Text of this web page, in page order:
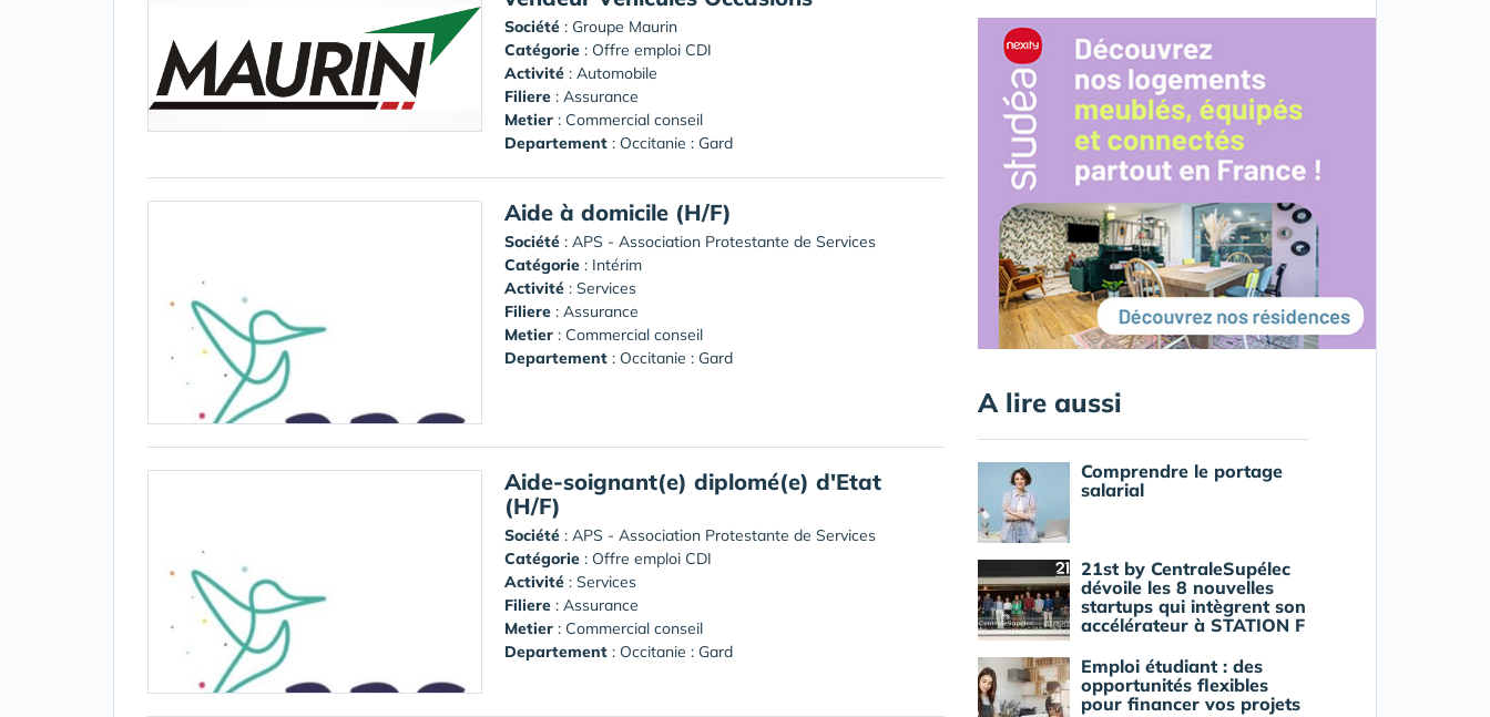
Société : Groupe Maurin
Catégorie : Offre emploi CDI
Activité : Automobile
Filiere : Assurance
Metier : Commercial conseil
Departement : Occitanie : Gard
Aide à domicile (H/F)
Société : APS - Association Protestante de Services
Catégorie : Intérim
Activité : Services
Filiere : Assurance
Metier : Commercial conseil
Departement : Occitanie : Gard
Aide-soignant(e) diplomé(e) d'Etat
(H/F)
Société : APS - Association Protestante de Services
Catégorie : Offre emploi CDI
Activité : Services
Filiere : Assurance
Metier : Commercial conseil
Departement : Occitanie : Gard
A lire aussi
Comprendre le portage
salarial
21st by CentraleSupélec
dévoile les 8 nouvelles
startups qui intègrent son
accélérateur à STATION F
Emploi étudiant : des
opportunités flexibles
pour financer vos projets